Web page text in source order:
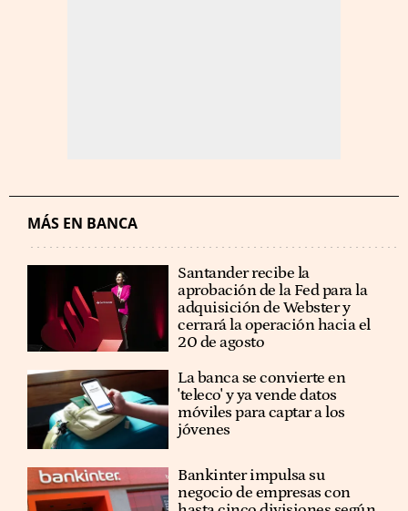
MÁS EN BANCA
Santander recibe la
aprobación de la Fed para la
adquisición de Webster y
cerrará la operación hacia el
20 de agosto
La banca se convierte en
'teleco' y ya vende datos
móviles para captar a los
jóvenes
Bankinter impulsa su
negocio de empresas con